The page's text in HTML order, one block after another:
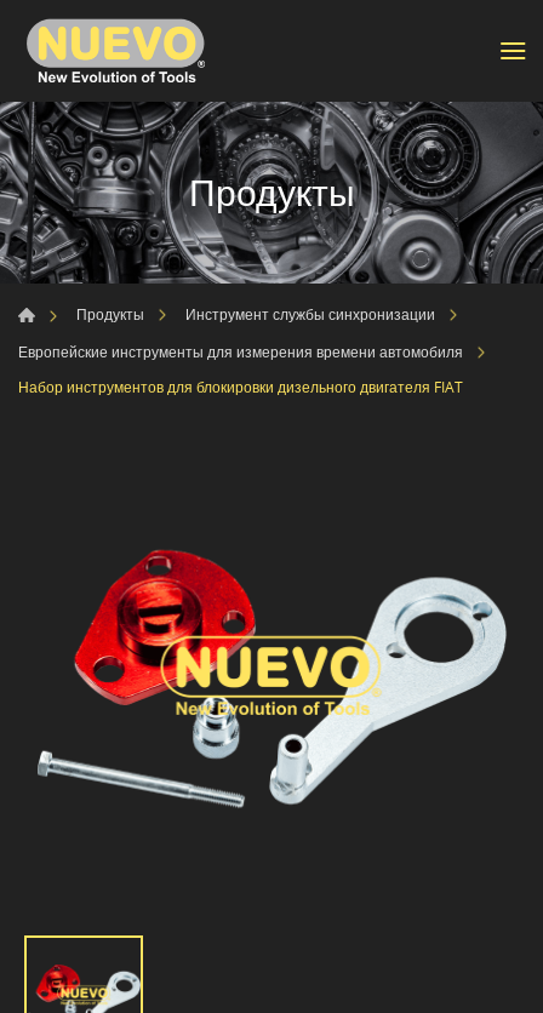
Продукты
Продукты
Инструмент службы синхронизации
Европейские инструменты для измерения времени автомобиля
Набор инструментов для блокировки дизельного двигателя FIAT